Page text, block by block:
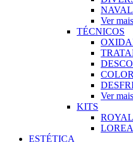
Ver mais
TÉCNICOS
Ver mais
KITS
ESTÉTICA